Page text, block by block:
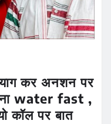
कर अनशन पर
water fast ,
कॉल पर बात